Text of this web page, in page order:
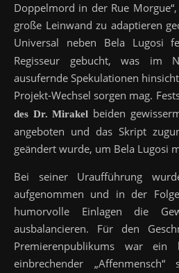
Doppelmord in der Rue
große Leinwand zu adaptieren
Universal neben Bela Lugosi
Regisseur gebucht, was im
ausufernde Spekulationen
Projekt-Wechsel sorgen mag.
des Dr. Mirakel beiden
angeboten und das Skript
geändert wurde, um Bela Lugosi
Bei seiner Uraufführung
aufgenommen und in der
humorvolle Einlagen die
ausbalancieren. Für den
Premierenpublikums war
einbrechender